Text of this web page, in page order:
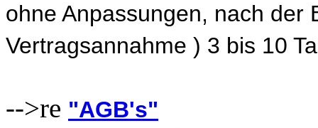
ohne Anpassungen, nach der
Vertragsannahme ) 3 bis 10
-->re "AGB's"